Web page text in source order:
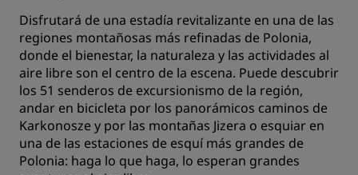
Disfrutará de una estadía revitalizante en una de las
regiones montañosas más refinadas de Polonia,
donde el bienestar, la naturaleza y las actividades al
aire libre son el centro de la escena. Puede descubrir
los 51 senderos de excursionismo de la región,
andar en bicicleta por los panorámicos caminos de
Karkonosze y por las montañas Jizera o esquiar en
una de las estaciones de esquí más grandes de
Polonia: haga lo que haga, lo esperan grandes